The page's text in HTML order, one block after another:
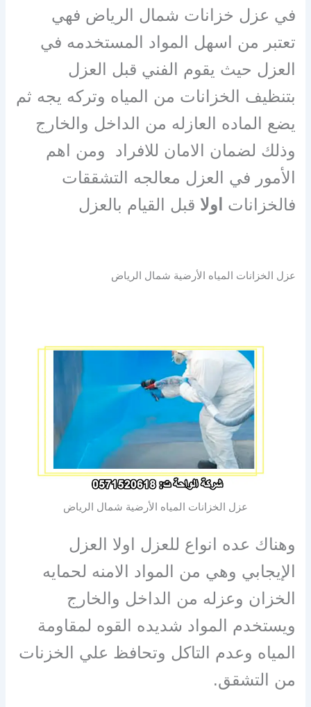
في عزل خزانات شمال الرياض فهي
تعتبر من اسهل المواد المستخدمه في
العزل حيث يقوم الفني قبل العزل
بتنظيف الخزانات من المياه وتركه يجه ثم
يضع الماده العازله من الداخل والخارج
وذلك لضمان الامان للافراد ومن اهم
الأمور في العزل معالجه التشققات
فالخزانات اولا قبل القيام بالعزل
عزل الخزانات المياه الأرضية شمال الرياض
عزل الخزانات المياه الأرضية شمال الرياض
وهناك عده انواع للعزل اولا العزل
الإيجابي وهي من المواد الامنه لحمايه
الخزان وعزله من الداخل والخارج
ويستخدم المواد شديده القوه لمقاومة
المياه وعدم التاكل وتحافظ علي الخزنات
من التشقق.